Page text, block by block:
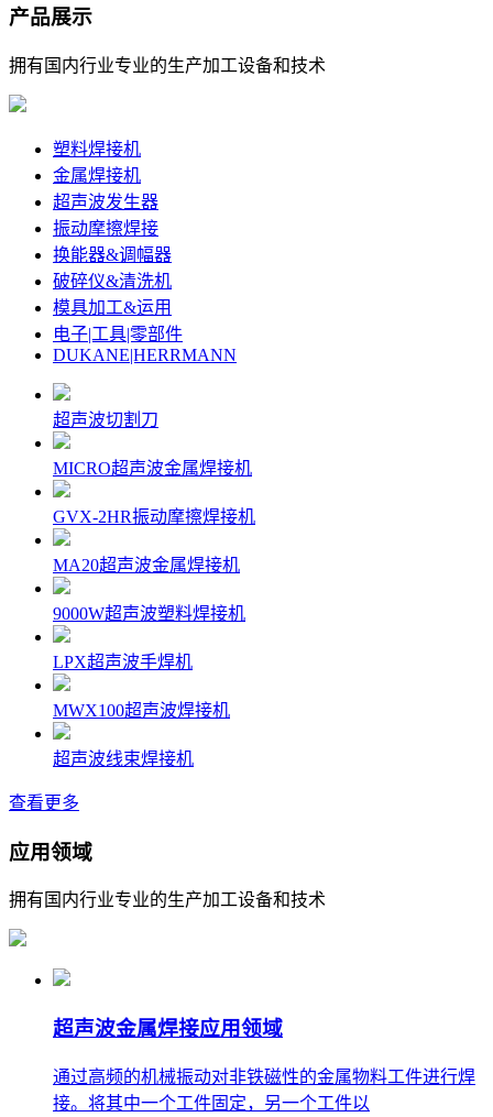
产品展示
拥有国内行业专业的生产加工设备和技术
塑料焊接机
金属焊接机
超声波发生器
振动摩擦焊接
换能器&调幅器
破碎仪&清洗机
模具加工&运用
电子|工具|零部件
DUKANE|HERRMANN
超声波切割刀
MICRO超声波金属焊接机
GVX-2HR振动摩擦焊接机
MA20超声波金属焊接机
9000W超声波塑料焊接机
LPX超声波手焊机
MWX100超声波焊接机
超声波线束焊接机
查看更多
应用领域
拥有国内行业专业的生产加工设备和技术
超声波金属焊接应用领域
通过高频的机械振动对非铁磁性的金属物料工件进行焊
接。将其中一个工件固定，另一个工件以